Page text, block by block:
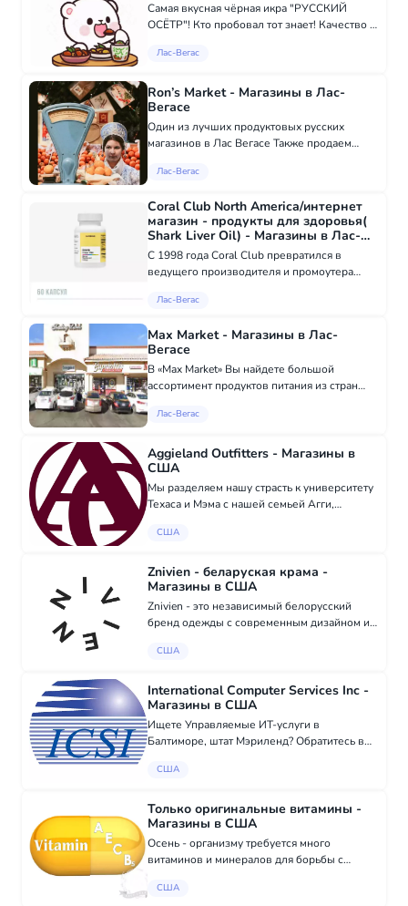
Самая вкусная чёрная икра "РУССКИЙ
ОСЁТР"! Кто пробовал тот знает! Качество и
Кроме этого: Икра Нерки; Икра Кеты;
Салмон Локс;...
Лас-Вегас
Ron’s Market - Магазины в Лас-
Вегасе
Один из лучших продуктовых русских
магазинов в Лас Вегасе Также продаем
Eastern European Meat & Deli
средиземномо...
Лас-Вегас
Coral Club North America/интернет
магазин - продукты для здоровья(
Shark Liver Oil) - Магазины в Лас-
Вегасе
С 1998 года Coral Club превратился в
ведущего производителя и промоутера
ознакомьтесь с сайтом компании и вы
найдёте у нас...
Лас-Вегас
Max Market - Магазины в Лас-
Вегасе
В «Max Market» Вы найдете большой
ассортимент продуктов питания из стран
выпечка, деликатесы, алкоголь и
хороший выбор...
Лас-Вегас
Aggieland Outfitters - Магазины в
США
Мы разделяем нашу страсть к университету
Техаса и Мэма с нашей семьей Агги,
Техаса и Мэма. От платьев, футболок, поло и
оф...
США
Znivien - беларуская крама -
Магазины в США
Znivien - это независимый белорусский
бренд одежды с современным дизайном и
доставляем заказы по всей территории
сумки и аксессуар...
США
International Computer Services Inc -
Магазины в США
Ищете Управляемые ИТ-услуги в
Балтиморе, штат Мэриленд? Обратитесь в
надежными решениями, адаптированными
дополнител...
США
Только оригинальные витамины -
Магазины в США
Осень - организму требуется много
витаминов и минералов для борьбы с
можете найти в этом магазине.
США